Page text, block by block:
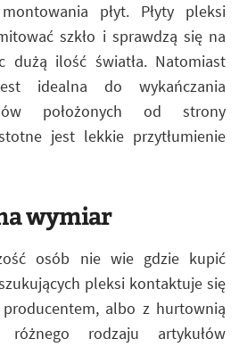
płyt. Płyty pleksi
szkło i sprawdzą się na
dużą ilość światła. Natomiast
idealna do wykańczania
położonych od strony
jest lekkie przytłumienie
wymiar
osób nie wie gdzie kupić
pleksi kontaktuje się
albo z hurtownią
różnego rodzaju artykułów